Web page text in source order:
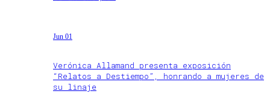
Jun 01
Verónica Allamand presenta exposición
“Relatos a Destiempo”, honrando a mujeres de
su linaje